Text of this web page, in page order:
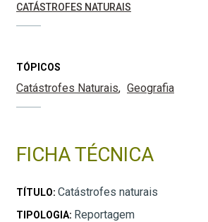
CATÁSTROFES NATURAIS
TÓPICOS
Catástrofes Naturais Geografia
FICHA TÉCNICA
TÍTULO: Catástrofes naturais
TIPOLOGIA: Reportagem